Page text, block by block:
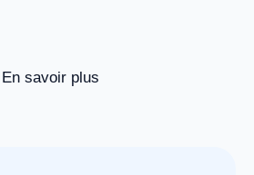
En savoir plus